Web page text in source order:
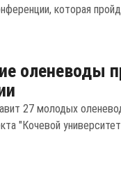
которая
оленеводы
27 молодых
"Кочевой